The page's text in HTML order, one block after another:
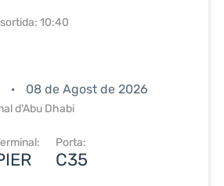
10:40
08 de Agost de 2026
d'Abu Dhabi
Porta:
C35